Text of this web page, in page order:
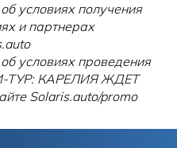
условиях получения
и партнерах
условиях проведения
ТУР: КАРЕЛИЯ ЖДЕТ
Solaris.auto/promo